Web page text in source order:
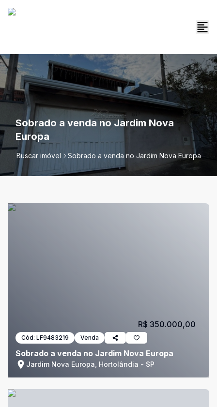
Sobrado a venda no Jardim Nova
Europa
Buscar imóvel Sobrado a venda no Jardim Nova Europa
Cód: LF9483219 Venda
Sobrado a venda no Jardim Nova Europa
Jardim Nova Europa, Hortolândia - SP
R$ 350.000,00